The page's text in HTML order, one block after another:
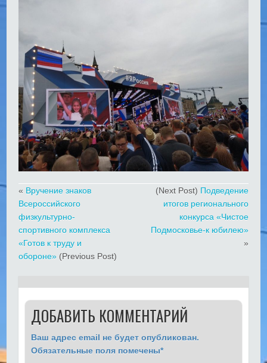
« Вручение знаков
Всероссийского
физкультурно-
спортивного комплекса
«Готов к труду и
обороне» (Previous Post)
(Next Post) Подведение
итогов регионального
конкурса «Чистое
Подмосковье-к юбилею»
»
ДОБАВИТЬ КОММЕНТАРИЙ
Ваш адрес email не будет опубликован.
Обязательные поля помечены*